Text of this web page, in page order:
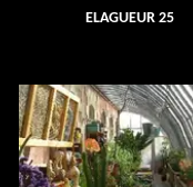
ELAGUEUR 25